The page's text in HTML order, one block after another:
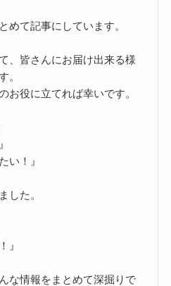
めて記事にしています。
、皆さんにお届け出来る様
。
お役に立てれば幸いです。
い！』
した。
』
な情報をまとめて深掘りで